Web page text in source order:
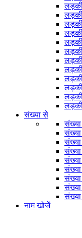
संख्या से
संख्या
संख्या
नाम खोजें